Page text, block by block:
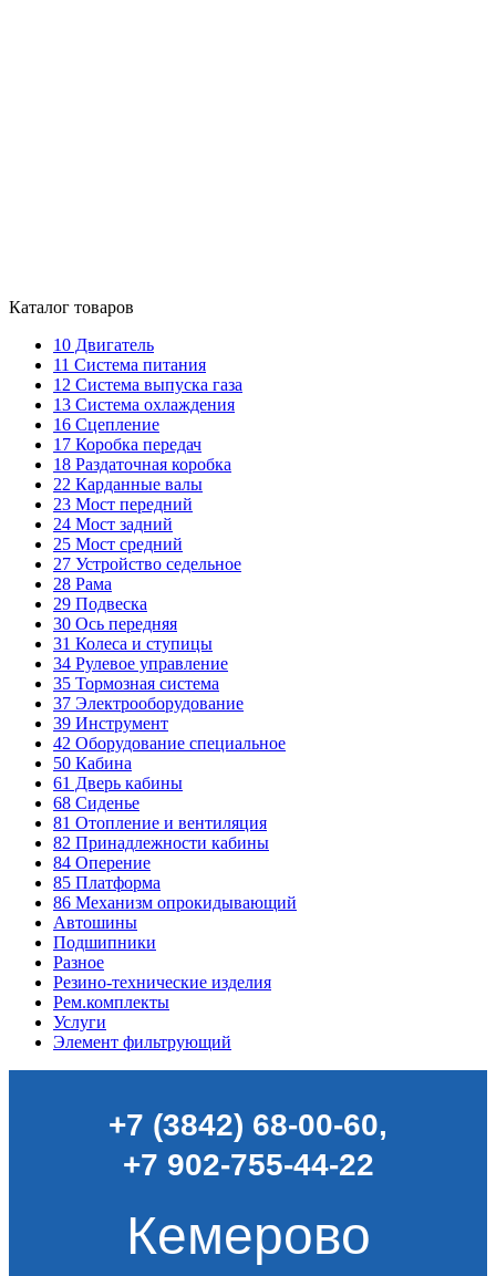
Каталог товаров
10 Двигатель
11 Система питания
12 Система выпуска газа
13 Система охлаждения
16 Сцепление
17 Коробка передач
18 Раздаточная коробка
22 Карданные валы
23 Мост передний
24 Мост задний
25 Мост средний
27 Устройство седельное
28 Рама
29 Подвеска
30 Ось передняя
31 Колеса и ступицы
34 Рулевое управление
35 Тормозная система
37 Электрооборудование
39 Инструмент
42 Оборудование специальное
50 Кабина
61 Дверь кабины
68 Сиденье
81 Отопление и вентиляция
82 Принадлежности кабины
84 Оперение
85 Платформа
86 Механизм опрокидывающий
Автошины
Подшипники
Разное
Резино-технические изделия
Рем.комплекты
Услуги
Элемент фильтрующий
+7 (3842) 68-00-60,
+7 902-755-44-22
Кемерово